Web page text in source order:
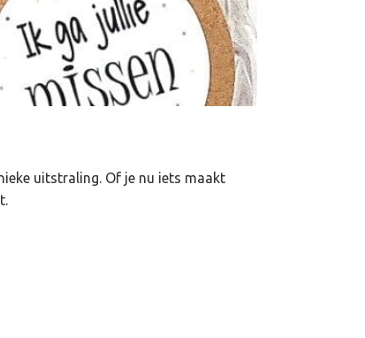
uitstraling. Of je nu iets maakt